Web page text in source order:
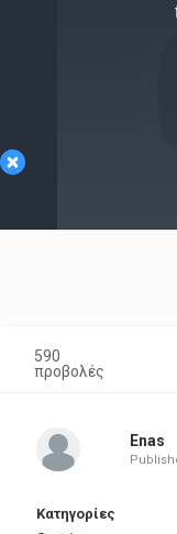
×
590
προβολές
Enas
Κατηγορίες